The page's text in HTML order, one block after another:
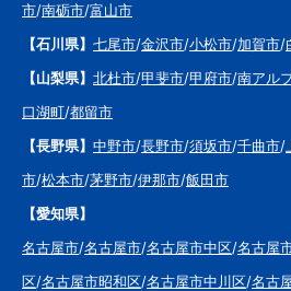
市/南砺市/富山市
【石川県】 七尾市/金沢市/小松市/加賀市/
【山梨県】 北杜市/甲斐市/甲府市/南アル
口湖町/都留市
【長野県】 中野市/長野市/須坂市/千曲市/
市/松本市/茅野市/伊那市/飯田市
【愛知県】
名古屋市/名古屋市/名古屋市中区/名古屋
区/名古屋市昭和区/名古屋市中川区/名古